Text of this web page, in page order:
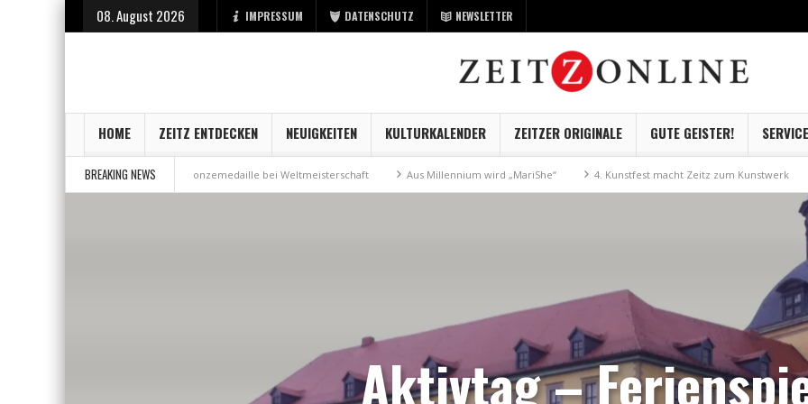
08. August 2026 IMPRESSUM DATENSCHUTZ NEWSLETTER
HOME ZEITZ ENTDECKEN NEUIGKEITEN KULTURKALENDER ZEITZER ORIGINALE GUTE GEISTER! SERVICE
BREAKING NEWS
bei der Stadt Zeitz Bronzemedaille bei Weltmeisterschaft Aus Millennium wird „MariShe“ 4. Kunstfest macht Zeitz zum Kunstwerk
Aktivtag –